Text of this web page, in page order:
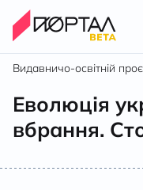
Видавничо-освітній
Еволюція
вбрання.